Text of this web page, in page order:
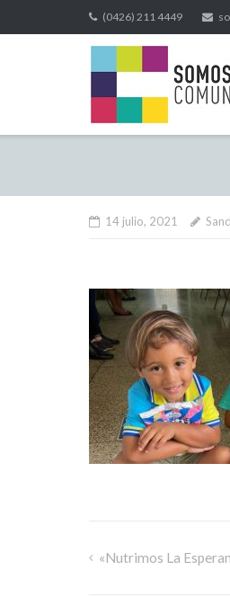
(0426) 211 4449
14 julio, 2021
«Nutrimos La